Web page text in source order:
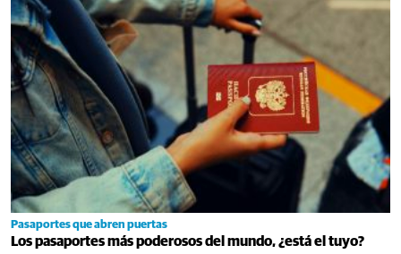
Pasaportes que abren puertas
Los pasaportes más poderosos del mundo, ¿está el tuyo?